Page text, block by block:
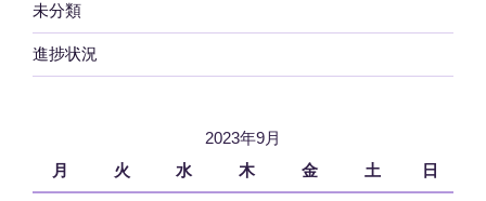
未分類
進捗状況
2023年9月
月
火 水 木 金 土 日